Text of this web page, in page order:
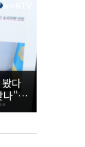
다
나"｜